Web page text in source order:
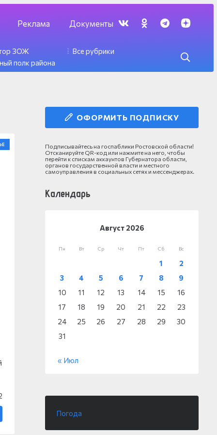
Реклама Документы
ЗОЖ
полк района
Все рубрики
ОФОРМИТЬ ПОДПИСКУ
Подписывайтесь на госпаблики Ростовской области!
Отсканируйте QR-код или нажмите на него, чтобы
перейти к спискам аккаунтов Губернатора области,
органов государственной власти и местного
самоуправления в социальных сетях и мессенджерах.
Календарь
Август 2026
Пн Вт Ср Чт Пт Сб Вс
1
2
3
4 5 6 7 8
9
10
11 12 13 14 15
16
17
18 19 20 21 22
23
24
25 26 27 28 29
30
31
« Июл
Погода